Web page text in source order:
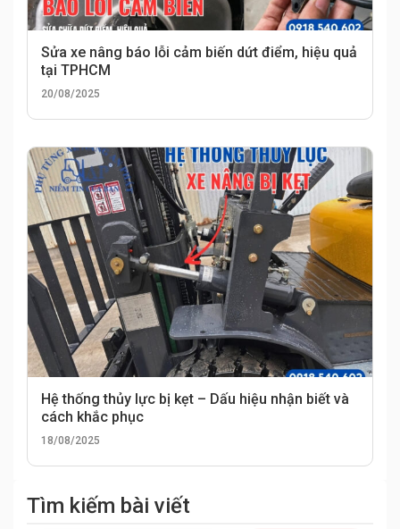
Sửa xe nâng báo lỗi cảm biến dứt điểm, hiệu quả
tại TPHCM
20/08/2025
Hệ thống thủy lực bị kẹt – Dấu hiệu nhận biết và
cách khắc phục
18/08/2025
Tìm kiếm bài viết